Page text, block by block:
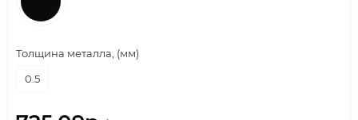
Толщина металла, (мм)
0.5